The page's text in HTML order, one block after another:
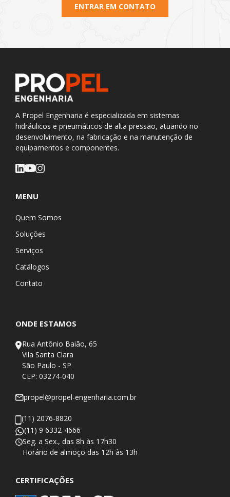
ENTRAR EM CONTATO
A Propel Engenharia é especializada em sistemas
hidráulicos e pneumáticos de alta pressão, atuando no
desenvolvimento, na fabricação e na manutenção de
equipamentos e componentes.
MENU
Quem Somos
Soluções
Serviços
Catálogos
Contato
ONDE ESTAMOS
Rua Antônio Baião, 65
Vila Santa Clara
São Paulo - SP
CEP: 03274-040
propel@propel-engenharia.com.br
(11) 2076-8820
(11) 9 6332-4666
Seg. a Sex., das 8h às 17h30
​Horário de almoço das 12h às 13h
CERTIFICAÇÕES